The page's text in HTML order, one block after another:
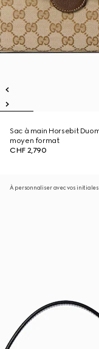
Sac à main Horsebit
moyen format
CHF 2,790
À personnaliser avec vos initiales